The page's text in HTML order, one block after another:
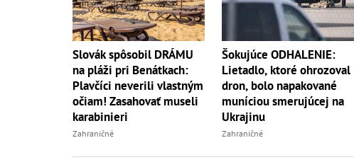
Slovák spôsobil DRÁMU
na pláži pri Benátkach:
Plavčíci neverili vlastným
očiam! Zasahovať museli
karabinieri
Zahraničné
Šokujúce ODHALENIE:
Lietadlo, ktoré ohrozoval
dron, bolo napakované
muníciou smerujúcej na
Ukrajinu
Zahraničné